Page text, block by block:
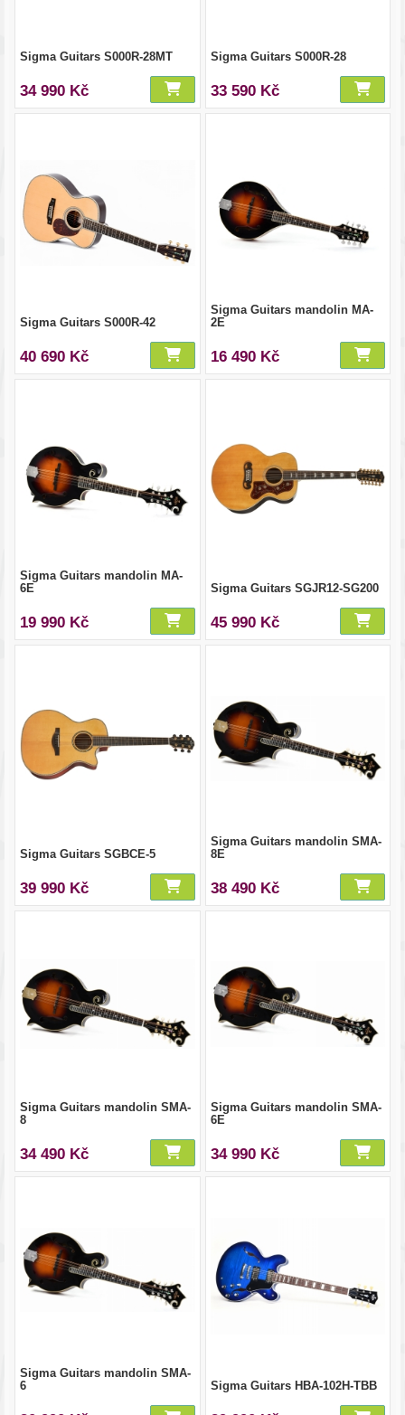
Sigma Guitars S000R-28MT
34 990 Kč
Sigma Guitars S000R-28
33 590 Kč
Sigma Guitars S000R-42
40 690 Kč
Sigma Guitars mandolin MA-
2E
16 490 Kč
Sigma Guitars mandolin MA-
6E
19 990 Kč
Sigma Guitars SGJR12-SG200
45 990 Kč
Sigma Guitars SGBCE-5
39 990 Kč
Sigma Guitars mandolin SMA-
8E
38 490 Kč
Sigma Guitars mandolin SMA-
8
34 490 Kč
Sigma Guitars mandolin SMA-
6E
34 990 Kč
Sigma Guitars mandolin SMA-
6
Sigma Guitars HBA-102H-TBB